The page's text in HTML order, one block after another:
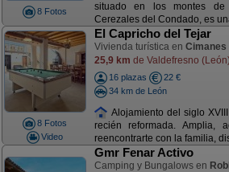
8 Fotos
situado en los montes
Cerezales del Condado, es
8 Fotos
Video
El Capricho del Tejar
Vivienda turística en Cimanes
25,9 km de Valdefresno (León)
16 plazas
22 €
34 km de León
Alojamiento del siglo
recién reformada. Amplia,
reencontrarte con la familia,
Gmr Fenar Activo
Camping y Bungalows en